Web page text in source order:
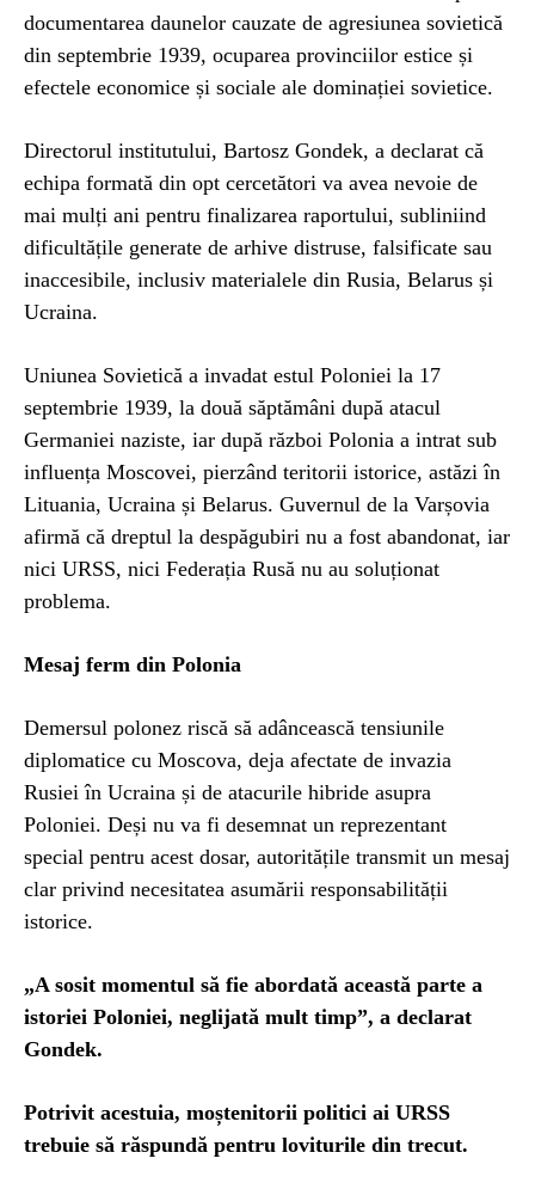
documentarea daunelor cauzate de agresiunea sovietică
din septembrie 1939, ocuparea provinciilor estice și
efectele economice și sociale ale dominației sovietice.
Directorul institutului, Bartosz Gondek, a declarat că
echipa formată din opt cercetători va avea nevoie de
mai mulți ani pentru finalizarea raportului, subliniind
dificultățile generate de arhive distruse, falsificate sau
inaccesibile, inclusiv materialele din Rusia, Belarus și
Ucraina.
Uniunea Sovietică a invadat estul Poloniei la 17
septembrie 1939, la două săptămâni după atacul
Germaniei naziste, iar după război Polonia a intrat sub
influența Moscovei, pierzând teritorii istorice, astăzi în
Lituania, Ucraina și Belarus. Guvernul de la Varșovia
afirmă că dreptul la despăgubiri nu a fost abandonat, iar
nici URSS, nici Federația Rusă nu au soluționat
problema.
Mesaj ferm din Polonia
Demersul polonez riscă să adâncească tensiunile
diplomatice cu Moscova, deja afectate de invazia
Rusiei în Ucraina și de atacurile hibride asupra
Poloniei. Deși nu va fi desemnat un reprezentant
special pentru acest dosar, autoritățile transmit un mesaj
clar privind necesitatea asumării responsabilității
istorice.
„A sosit momentul să fie abordată această parte a
istoriei Poloniei, neglijată mult timp”, a declarat
Gondek.
Potrivit acestuia, moștenitorii politici ai URSS
trebuie să răspundă pentru loviturile din trecut.